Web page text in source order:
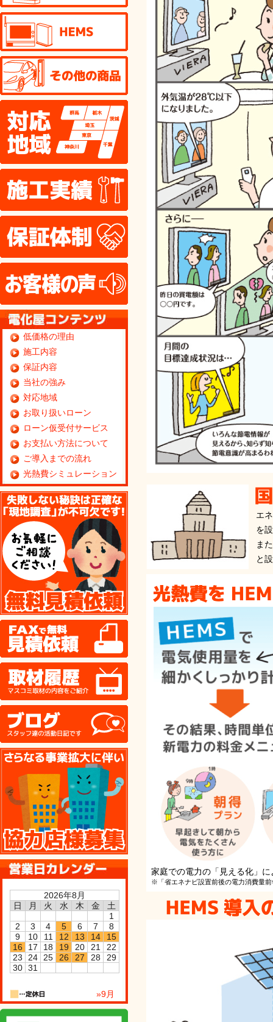
エ
を
ま
と
家庭での電力の「見える化」
※「省エネナビ設置前後の電力消費量
その他の商品
対応地域
施工実績
お客様の声
低価格の理由
施工内容
保証内容
当社の強み
対応地域
お取り扱いローン
ローン仮受付サービス
お支払い方法について
ご導入までの流れ
光熱費シミュレーション
協力店様募集
2026年8月
日
月 火 水 木 金
土
1
2
3 4 5 6 7
8
9
10 11 12 13 14
15
16
17 18 19 20 21
22
23
24 25 26 27 28
29
30 31
»9月